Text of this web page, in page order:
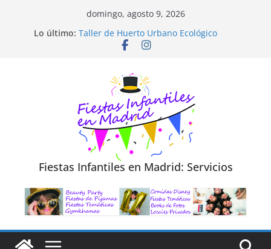
domingo, agosto 9, 2026
Lo último:
Diseño de Moda y Reciclaje de Prendas
Taller de Huerto Urbano Ecológico
TALLER FOTOGRAFÍA LA NATURALEZA
Trivial Virtual para niños
Fiestas Infantiles en Madrid: Servicios